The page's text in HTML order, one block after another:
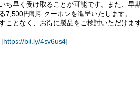
ち早く受け取ることが可能です。また、早
7,500円割引クーポンを進呈いたします。
となく、お得に製品をご検討いただけます
[https://bit.ly/4sv6us4]